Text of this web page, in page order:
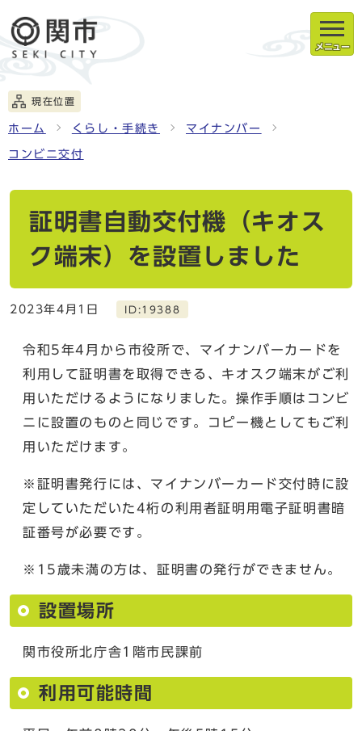
メニュー
現在位置
ホーム くらし・手続き マイナンバー
コンビニ交付
証明書自動交付機（キオス
ク端末）を設置しました
2023年4月1日 ID:19388
令和5年4月から市役所で、マイナンバーカードを
利用して証明書を取得できる、キオスク端末がご利
用いただけるようになりました。操作手順はコンビ
ニに設置のものと同じです。コピー機としてもご利
用いただけます。
※証明書発行には、マイナンバーカード交付時に設
定していただいた4桁の利用者証明用電子証明書暗
証番号が必要です。
※15歳未満の方は、証明書の発行ができません。
設置場所
関市役所北庁舎1階市民課前
利用可能時間